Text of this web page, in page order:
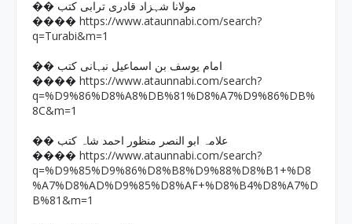
�� مولانا شہزاد قادری ترابی کتب
���� https://www.ataunnabi.com/search?
q=Turabi&m=1
�� امام یوسف بن اسماعیل نبہانی کتب
���� https://www.ataunnabi.com/search?
q=%D9%86%D8%A8%DB%81%D8%A7%D9%86%DB%
8C&m=1
�� علامہ ابو النصر منظور احمد شاہ کتب
���� https://www.ataunnabi.com/search?
q=%D9%85%D9%86%D8%B8%D9%88%D8%B1+%D8
%A7%D8%AD%D9%85%D8%AF+%D8%B4%D8%A7%D
B%81&m=1